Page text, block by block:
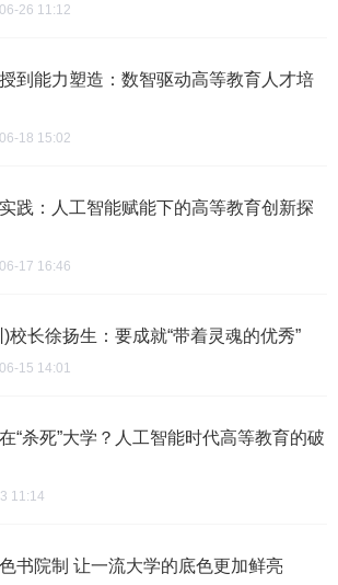
26 11:12
到能力塑造：数智驱动高等教育人才培
18 15:02
践：人工智能赋能下的高等教育创新探
17 16:46
校长徐扬生：要成就“带着灵魂的优秀”
15 14:01
“杀死”大学？人工智能时代高等教育的破
11:14
书院制 让一流大学的底色更加鲜亮